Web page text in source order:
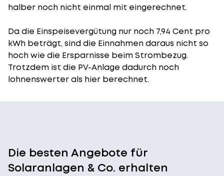
halber noch nicht einmal mit eingerechnet.
Da die Einspeisevergütung nur noch 7,94 Cent pro
kWh beträgt, sind die Einnahmen daraus nicht so
hoch wie die Ersparnisse beim Strombezug.
Trotzdem ist die PV-Anlage dadurch noch
lohnenswerter als hier berechnet.
Die besten Angebote für
Solaranlagen & Co. erhalten